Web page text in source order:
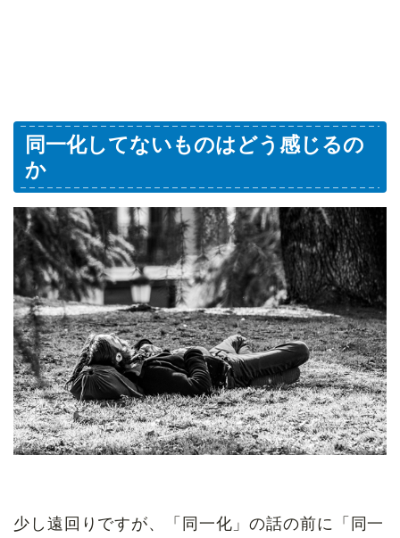
同一化してないものはどう感じるの
か
少し遠回りですが、「同一化」の話の前に「同一